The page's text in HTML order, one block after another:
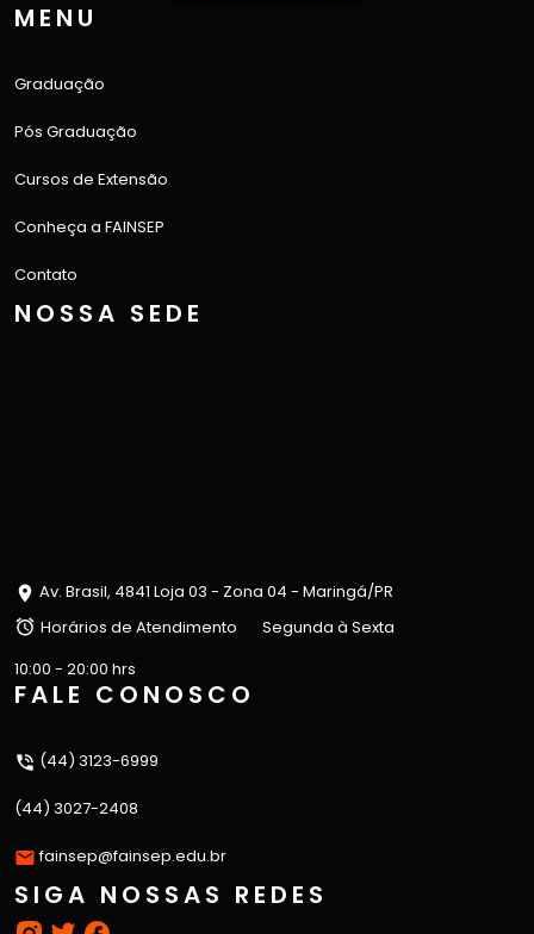
MENU
Graduação
Pós Graduação
Cursos de Extensão
Conheça a FAINSEP
Contato
NOSSA SEDE
Av. Brasil, 4841 Loja 03 - Zona 04 - Maringá/PR
Horários de Atendimento
Segunda à Sexta
10:00 - 20:00 hrs
FALE CONOSCO
(44) 3123-6999
(44) 3027-2408
fainsep@fainsep.edu.br
SIGA NOSSAS REDES